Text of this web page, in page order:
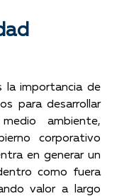
la importancia de
para desarrollar
ambiente,
corporativo
en generar un
como fuera
valor a largo